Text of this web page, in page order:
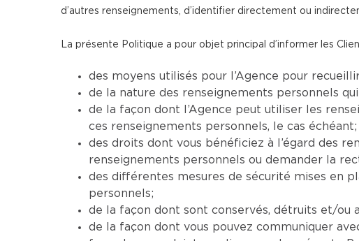
d’autres renseignements, d’identifier directement ou
La présente Politique a pour objet principal d’informer les
des moyens utilisés pour l’Agence pour
de la nature des renseignements personnels
de la façon dont l’Agence peut utiliser les
ces renseignements personnels, le cas échéant;
des droits dont vous bénéficiez à l’égard des
renseignements personnels ou demander la
des différentes mesures de sécurité mises en
personnels;
de la façon dont sont conservés, détruits et/ou
de la façon dont vous pouvez communiquer